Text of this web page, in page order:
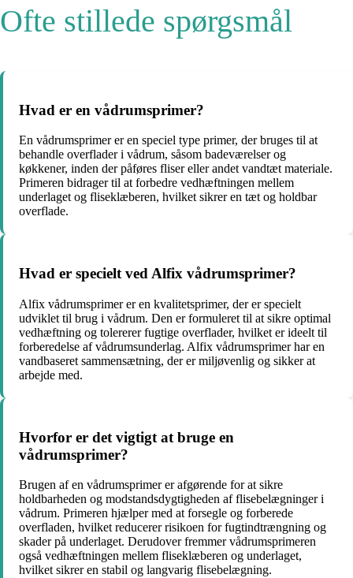
Ofte stillede spørgsmål
Hvad er en vådrumsprimer?
En vådrumsprimer er en speciel type primer, der bruges til at
behandle overflader i vådrum, såsom badeværelser og
køkkener, inden der påføres fliser eller andet vandtæt materiale.
Primeren bidrager til at forbedre vedhæftningen mellem
underlaget og fliseklæberen, hvilket sikrer en tæt og holdbar
overflade.
Hvad er specielt ved Alfix vådrumsprimer?
Alfix vådrumsprimer er en kvalitetsprimer, der er specielt
udviklet til brug i vådrum. Den er formuleret til at sikre optimal
vedhæftning og tolererer fugtige overflader, hvilket er ideelt til
forberedelse af vådrumsunderlag. Alfix vådrumsprimer har en
vandbaseret sammensætning, der er miljøvenlig og sikker at
arbejde med.
Hvorfor er det vigtigt at bruge en
vådrumsprimer?
Brugen af en vådrumsprimer er afgørende for at sikre
holdbarheden og modstandsdygtigheden af flisebelægninger i
vådrum. Primeren hjælper med at forsegle og forberede
overfladen, hvilket reducerer risikoen for fugtindtrængning og
skader på underlaget. Derudover fremmer vådrumsprimeren
også vedhæftningen mellem fliseklæberen og underlaget,
hvilket sikrer en stabil og langvarig flisebelægning.